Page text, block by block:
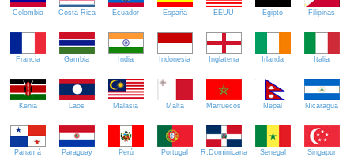
Colombia Costa Rica Ecuador España EEUU Egipto Filipinas
Francia Gambia India Indonesia Inglaterra Irlanda Italia
Kenia Laos Malasia Malta Marruecos Nepal Nicaragua
Panamá Paraguay Perú Portugal R.Dominicana Senegal Singapur